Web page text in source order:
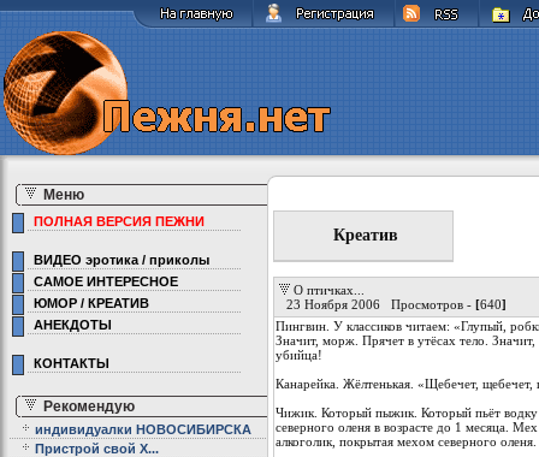
Меню
ПОЛНАЯ ВЕРСИЯ ПЕЖНИ
ВИДЕО эротика / приколы
САМОЕ ИНТЕРЕСНОЕ
ЮМОР / КРЕАТИВ
АНЕКДОТЫ
КОНТАКТЫ
Рекомендую
индивидуалки НОВОСИБИРСКА
Пристрой свой Х...
Креатив
О птичках...
23 Ноября 2006 Просмотров - [640]
Пингвин. У классиков читаем: «Глупый,
Значит, морж. Прячет в утёсах тело.
убийца!
Канарейка. Жёлтенькая. «Щебечет,
Чижик. Который пыжик. Который пьёт
северного оленя в возрасте до 1 месяца.
алкоголик, покрытая мехом северного